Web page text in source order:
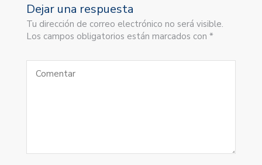
Dejar una respuesta
Tu dirección de correo electrónico no será visible.
Los campos obligatorios están marcados con *